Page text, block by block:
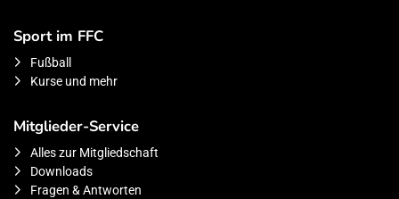
Sport im FFC
Fußball
Kurse und mehr
Mitglieder-Service
Alles zur Mitgliedschaft
Downloads
Fragen & Antworten